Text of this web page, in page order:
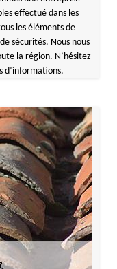
effectué dans les
les éléments de
sécurités. Nous nous
la région. N’hésitez
d’informations.